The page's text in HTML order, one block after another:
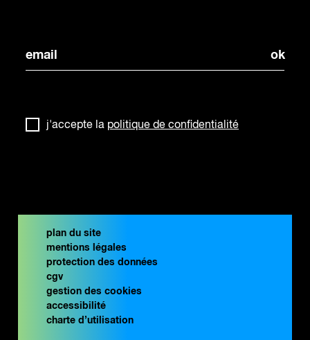
j'accepte la politique de confidentialité
plan du site
mentions légales
protection des données
cgv
gestion des cookies
accessibilité
charte d’utilisation